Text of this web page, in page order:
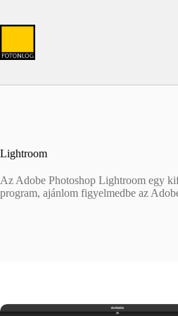
content
Lightroom
Az Adobe Photoshop Lightroom egy
program, ajánlom figyelmedbe az